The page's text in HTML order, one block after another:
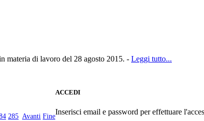
materia di lavoro del 28 agosto 2015. - Leggi tutto...
285 Avanti Fine
ACCEDI
Inserisci email e password per effettuare